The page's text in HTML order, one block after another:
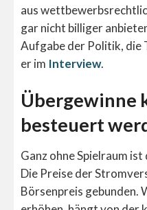
aus
gar nicht billiger
Aufgabe der Politik, die
er im Interview.
Übergewinne
besteuert
Ganz ohne Spielraum
Die Preise der
Börsenpreis gebunden.